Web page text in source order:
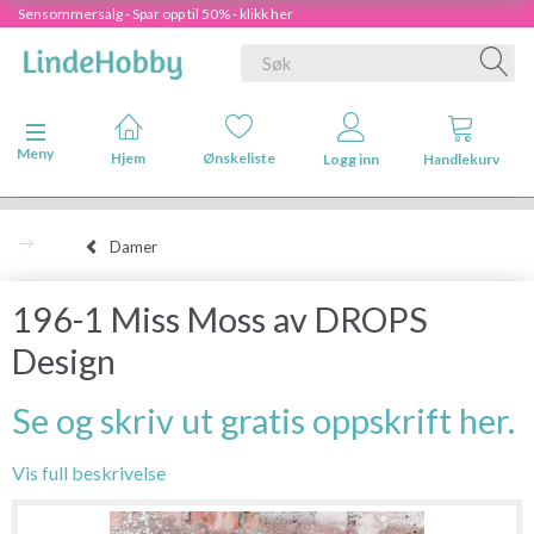
Sensommersalg - Spar opp til 50% - klikk her
Veksle navigasjon
Meny
Hjem Ønskeliste Logg inn Handlekurv
Damer
196-1 Miss Moss av DROPS
Design
Se og skriv ut gratis oppskrift her.
Vis full beskrivelse